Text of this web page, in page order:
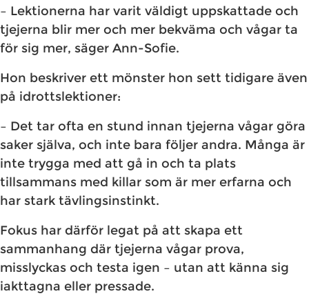
– Lektionerna har varit väldigt uppskattade och
tjejerna blir mer och mer bekväma och vågar ta
för sig mer, säger Ann-Sofie.
Hon beskriver ett mönster hon sett tidigare även
på idrottslektioner:
– Det tar ofta en stund innan tjejerna vågar göra
saker själva, och inte bara följer andra. Många är
inte trygga med att gå in och ta plats
tillsammans med killar som är mer erfarna och
har stark tävlingsinstinkt.
Fokus har därför legat på att skapa ett
sammanhang där tjejerna vågar prova,
misslyckas och testa igen – utan att känna sig
iakttagna eller pressade.